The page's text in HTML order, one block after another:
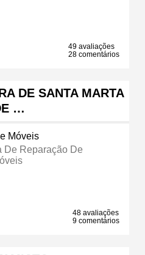
49 avaliações
28 comentários
DE SANTA MARTA
…
Móveis
De Reparação De
48 avaliações
9 comentários